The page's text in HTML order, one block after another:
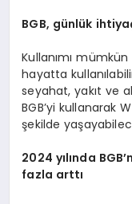
BGB, günlük
Kullanımı
hayatta
seyahat, yakıt ve
BGB’yi kullanarak
şekilde
2024 yılında BGB’
fazla arttı